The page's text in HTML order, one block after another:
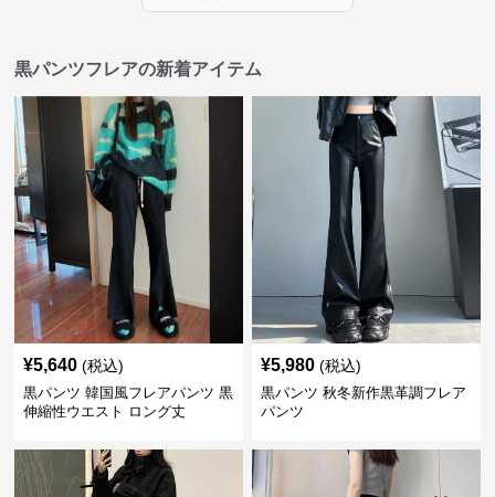
黒パンツフレアの新着アイテム
¥5,640 (税込)
黒パンツ 韓国風フレアパンツ 黒
伸縮性ウエスト ロング丈
¥5,980 (税込)
黒パンツ 秋冬新作黒革調フレア
パンツ